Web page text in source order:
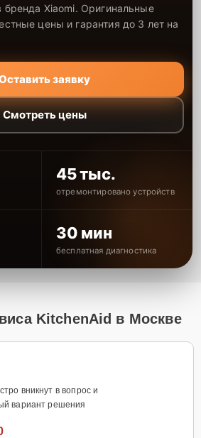
бренда Xiaomi. Оригинальные
цены и гарантия до 3 лет на
заявку
Смотреть цены
45 тыс.
отремонтировано устройств
30 мин
бесплатная диагностика
KitchenAid в Москве
вникнут в вопрос и
вариант решения